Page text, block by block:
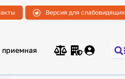
Версия для слабовидящих
приемная